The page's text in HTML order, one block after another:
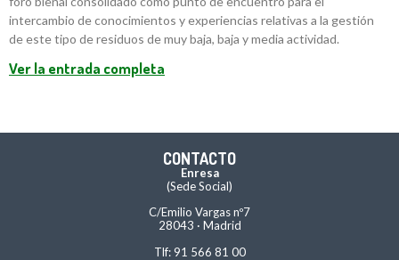
intercambio de conocimientos y experiencias relativas a la gestión
de este tipo de residuos de muy baja, baja y media actividad.
Ver la entrada completa
CONTACTO
Enresa
(Sede Social)
C/Emilio Vargas nº7
28043 · Madrid
Tlf: 91 566 81 00